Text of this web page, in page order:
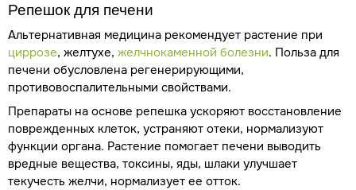
Репешок для печени
Альтернативная медицина рекомендует растение при
циррозе, желтухе, желчнокаменной болезни. Польза для
печени обусловлена регенерирующими,
противовоспалительными свойствами.
Препараты на основе репешка ускоряют восстановление
поврежденных клеток, устраняют отеки, нормализуют
функции органа. Растение помогает печени выводить
вредные вещества, токсины, яды, шлаки улучшает
текучесть желчи, нормализует ее отток.